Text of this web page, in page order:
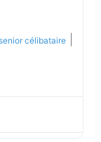
célibataire|